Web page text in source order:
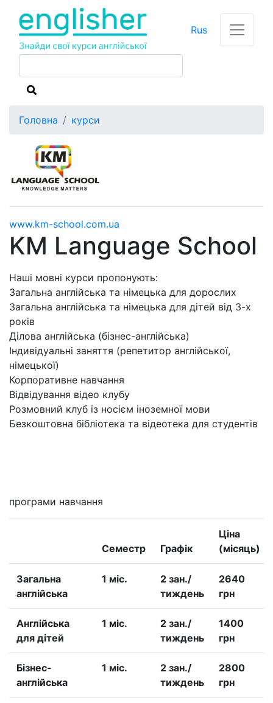
Rus
Головна курси
www.km-school.com.ua
KM Language School
Наші мовні курси пропонують:
Загальна англійська та німецька для дорослих
Загальна англійська та німецька для дітей від 3-х
років
Ділова англійська (бізнес-англійська)
Індивідуальні заняття (репетитор англійської,
німецької)
Корпоративне навчання
Відвідування відео клубу
Розмовний клуб із носієм іноземної мови
Безкоштовна бібліотека та відеотека для студентів
програми навчання
Семестр Графік
Ціна
(місяць)
Загальна
англійська
1 міс.
2 зан./
тиждень
2640
грн
Англійська
для дітей
1 міс.
2 зан./
тиждень
1400
грн
Бізнес-
англійська
1 міс.
2 зан./
тиждень
2800
грн